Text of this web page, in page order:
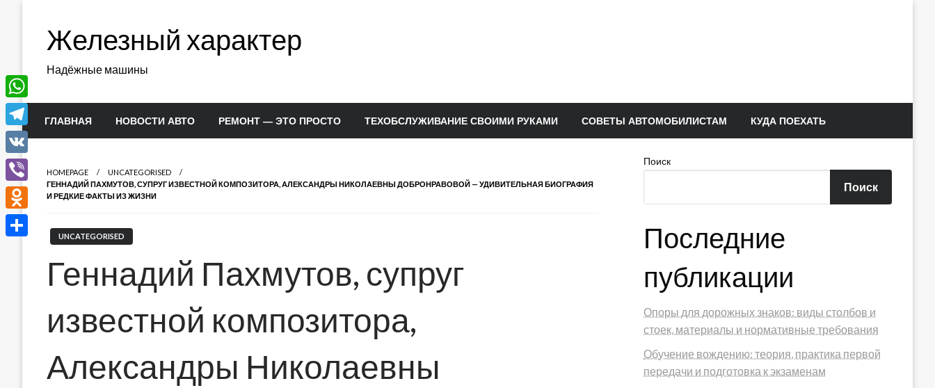
содержимомуЖелезный характер
Надёжные машины
ГЛАВНАЯ НОВОСТИ АВТО РЕМОНТ — ЭТО ПРОСТО ТЕХОБСЛУЖИВАНИЕ СВОИМИ РУКАМИ СОВЕТЫ АВТОМОБИЛИСТАМ КУДА ПОЕХАТЬ
HOMEPAGE
UNCATEGORISED
ГЕННАДИЙ ПАХМУТОВ, СУПРУГ ИЗВЕСТНОЙ КОМПОЗИТОРА, АЛЕКСАНДРЫ НИКОЛАЕВНЫ ДОБРОНРАВОВОЙ — УДИВИТЕЛЬНАЯ БИОГРАФИЯ
И РЕДКИЕ ФАКТЫ ИЗ ЖИЗНИ
UNCATEGORISED
Геннадий Пахмутов, супруг
известной композитора,
Александры Николаевны
Поиск
Поиск
Последние
публикации
Опоры для дорожных знаков: виды столбов и
стоек, материалы и нормативные требования
Обучение вождению: теория, практика первой
передачи и подготовка к экзаменам
WhatsApp
Telegram
VK
Viber
Odnoklassniki
Отправить